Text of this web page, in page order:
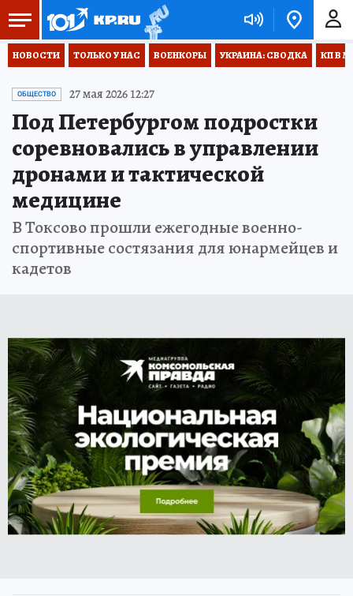
НОВОСТИ ТОЛЬКО У НАС ВОЕНКОРЫ УКРАИНА: СВОДКА КП В
ОБЩЕСТВО 27 мая 2026 12:27
Под Петербургом подростки
соревновались в управлении
дронами и тактической
медицине
В Токсово прошли ежегодные военно-
спортивные состязания для юнармейцев и
кадетов